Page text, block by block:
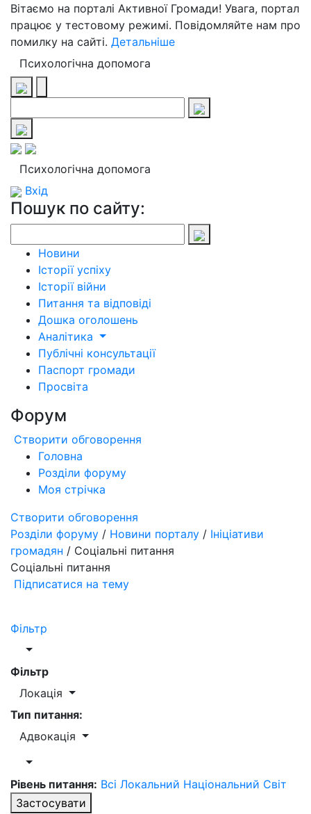
Вітаємо на порталі Активної Громади! Увага, портал
працює у тестовому режимі. Повідомляйте нам про
помилку на сайті. Детальніше
Психологічна допомога
Психологічна допомога
Вхід
Пошук по сайту:
Новини
Історії успіху
Історії війни
Питання та відповіді
Дошка оголошень
Аналітика
Публічні консультації
Паспорт громади
Просвіта
Форум
Створити обговорення
Головна
Розділи форуму
Моя стрічка
Створити обговорення
Розділи форуму / Новини порталу / Ініціативи
громадян / Соціальні питання
Соціальні питання
Підписатися на тему
Фільтр
Фільтр
Локація
Тип питання:
Адвокація
Рівень питання: Всі Локальний Національний Світ
Застосувати